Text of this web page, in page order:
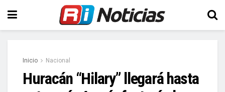
Inicio Nacional
Huracán “Hilary” llegará hasta